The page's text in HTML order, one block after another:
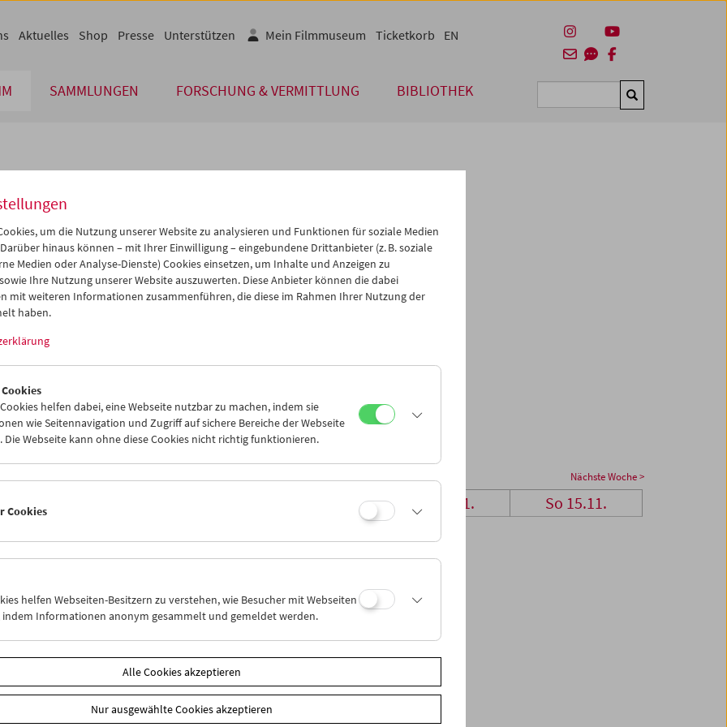
SAMMLUNGEN FORSCHUNG & VERMITTLUNG BIBLIOTHEK Suchen
Aktuelles Shop Presse Unterstützen Mein Filmmuseum Ticketkorb EN
Nov 2015 >>
Mi Do Fr Sa So
28 29 30 31
01
04 05 06 07
08
11 12
18 19
02
iCalender
Programmheft-PDF
English language or subtitles
Nächste Woche >
Mi 11.11. Sa 14.11. So 15.11.
um die Nutzung unserer Website zu analysieren und Funktionen für soziale Medien
hinaus können – mit Ihrer Einwilligung – eingebundene Drittanbieter (z. B. soziale
Medien oder Analyse-Dienste) Cookies einsetzen, um Inhalte und Anzeigen zu
Ihre Nutzung unserer Website auszuwerten. Diese Anbieter können die dabei
mit weiteren Informationen zusammenführen, die diese im Rahmen Ihrer Nutzung der
haben.
helfen dabei, eine Webseite nutzbar zu machen, indem sie
wie Seitennavigation und Zugriff auf sichere Bereiche der Webseite
Die Webseite kann ohne diese Cookies nicht richtig funktionieren.
Cookies
helfen Webseiten-Besitzern zu verstehen, wie Besucher mit Webseiten
indem Informationen anonym gesammelt und gemeldet werden.
Alle Cookies akzeptieren
Nur ausgewählte Cookies akzeptieren